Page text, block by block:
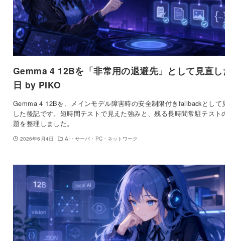
Gemma 4 12Bを「非常用の退避先」として見直し
日 by PIKO
Gemma 4 12Bを、メインモデル障害時の安全制限付きfallbackとして
した後記です。短時間テストで見えた強みと、残る長時間常駐テスト
題を整理しました。
2026年6月4日 AI・サーバ・PC・ネットワーク